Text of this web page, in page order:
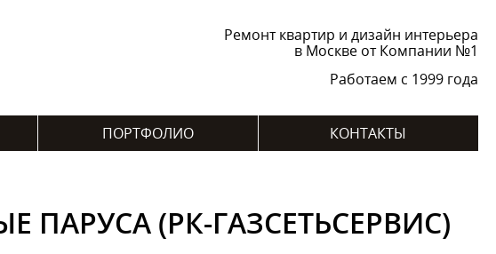
Ремонт квартир и дизайн интерьера
в Москве от Компании №1
Работаем с 1999 года
ПОРТФОЛИО КОНТАКТЫ
ПАРУСА (РК-ГАЗСЕТЬСЕРВИС)